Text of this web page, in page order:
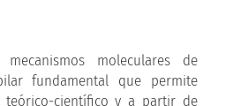
moleculares de
fundamental que permite
teórico-científico y a partir de